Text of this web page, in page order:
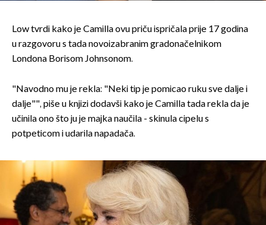
Low tvrdi kako je Camilla ovu priču ispričala prije 17 godina
u razgovoru s tada novoizabranim gradonačelnikom
Londona Borisom Johnsonom.
"Navodno mu je rekla: "Neki tip je pomicao ruku sve dalje i
dalje"", piše u knjizi dodavši kako je Camilla tada rekla da je
učinila ono što ju je majka naučila - skinula cipelu s
potpeticom i udarila napadača.